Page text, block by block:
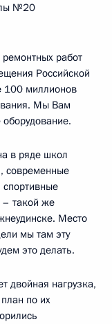
№20
работ
Российской
100 миллионов
Мы Вам
в ряде школ
современные
такой же
Место
мы там эту
это делать.
двойная нагрузка,
по их